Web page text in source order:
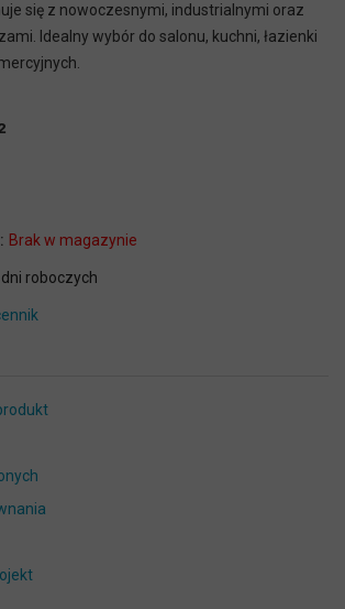
się z nowoczesnymi, industrialnymi oraz
Idealny wybór do salonu, kuchni, łazienki
Brak w magazynie
roboczych